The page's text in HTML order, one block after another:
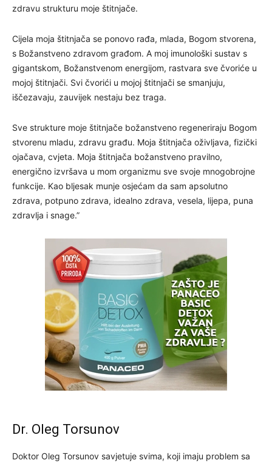
zdravu strukturu moje štitnjače.
Cijela moja štitnjača se ponovo rađa, mlada, Bogom stvorena,
s Božanstveno zdravom građom. A moj imunološki sustav s
gigantskom, Božanstvenom energijom, rastvara sve čvoriće u
mojoj štitnjači. Svi čvorići u mojoj štitnjači se smanjuju,
iščezavaju, zauvijek nestaju bez traga.
Sve strukture moje štitnjače božanstveno regeneriraju Bogom
stvorenu mladu, zdravu građu. Moja štitnjača oživljava, fizički
ojačava, cvjeta. Moja štitnjača božanstveno pravilno,
energično izvršava u mom organizmu sve svoje mnogobrojne
funkcije. Kao bljesak munje osjećam da sam apsolutno
zdrava, potpuno zdrava, idealno zdrava, vesela, lijepa, puna
zdravlja i snage.”
Dr. Oleg Torsunov
Doktor Oleg Torsunov savjetuje svima, koji imaju problem sa